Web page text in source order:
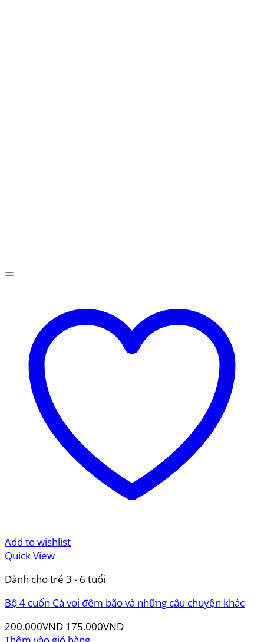
Add to wishlist
Quick View
Dành cho trẻ 3 - 6 tuổi
Bộ 4 cuốn Cá voi đêm bão và những câu chuyện khác
200.000VND Giá
gốc
175.000VNDGiá